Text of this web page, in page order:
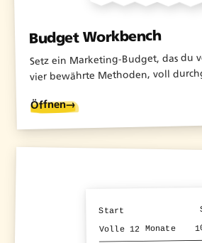
Budget Workbench
Setz ein Marketing-Budget, das du
vier bewährte Methoden, voll
Öffnen→
Start
Volle 12 Monate